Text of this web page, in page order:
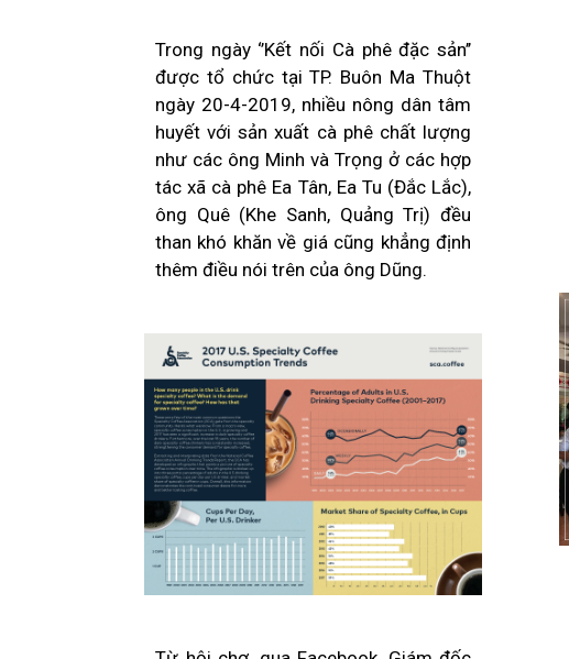
Trong ngày ‘’Kết nối Cà phê đặc sản’’
được tổ chức tại TP. Buôn Ma Thuột
ngày 20-4-2019, nhiều nông dân tâm
huyết với sản xuất cà phê chất lượng
như các ông Minh và Trọng ở các hợp
tác xã cà phê Ea Tân, Ea Tu (Đắc Lắc),
ông Quê (Khe Sanh, Quảng Trị) đều
than khó khăn về giá cũng khẳng định
thêm điều nói trên của ông Dũng.